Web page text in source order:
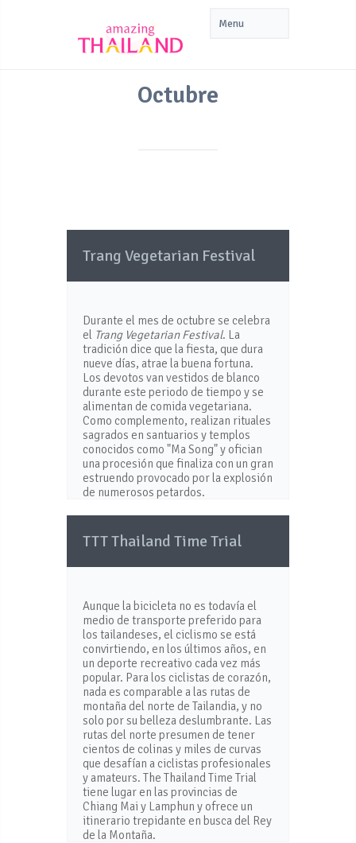
Octubre
Trang Vegetarian Festival
Durante el mes de octubre se celebra
el Trang Vegetarian Festival. La
tradición dice que la fiesta, que dura
nueve días, atrae la buena fortuna.
Los devotos van vestidos de blanco
durante este periodo de tiempo y se
alimentan de comida vegetariana.
Como complemento, realizan rituales
sagrados en santuarios y templos
conocidos como "Ma Song" y ofician
una procesión que finaliza con un gran
estruendo provocado por la explosión
de numerosos petardos.
TTT Thailand Time Trial
Aunque la bicicleta no es todavía el
medio de transporte preferido para
los tailandeses, el ciclismo se está
convirtiendo, en los últimos años, en
un deporte recreativo cada vez más
popular. Para los ciclistas de corazón,
nada es comparable a las rutas de
montaña del norte de Tailandia, y no
solo por su belleza deslumbrante. Las
rutas del norte presumen de tener
cientos de colinas y miles de curvas
que desafían a ciclistas profesionales
y amateurs. The Thailand Time Trial
tiene lugar en las provincias de
Chiang Mai y Lamphun y ofrece un
itinerario trepidante en busca del Rey
de la Montaña.